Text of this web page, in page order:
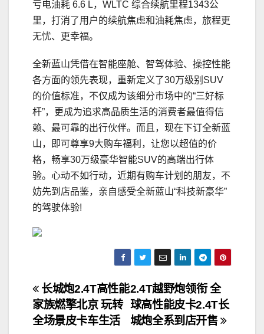
亏电油耗 6.6 L，WLTC 综合续航里程1343公
里，打消了用户的续航焦虑和油耗焦虑，旅程更
无忧、更幸福。
全新蓝山凭借在智能座舱、智驾体验、操控性能
各方面的领先表现，重新定义了30万级别SUV
的价值标准，不仅成为该细分市场中的“三好标
杆”，更成为追求高品质生活的消费者最值得信
赖、最可靠的出行伙伴。而且，现在下订全新蓝
山，即可尊享9大购车福利，让您以超值的价
格，畅享30万级豪华智能SUV的高端出行体
验。心动不如行动，近期有购车计划的朋友，不
妨先到店品鉴，亲自感受全新蓝山“科技新豪华”
的驾驶体验!
文
章
2.4T越野炮领衔 全
球高性能皮卡2.4T长
城炮全系到店开售
长城炮2.4T高性能
家族燃擎北京 玩转
全场景皮卡车生活